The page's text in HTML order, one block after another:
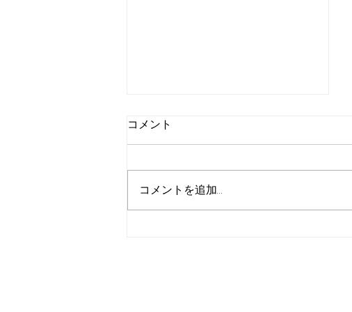
コメント
コメントを追加…